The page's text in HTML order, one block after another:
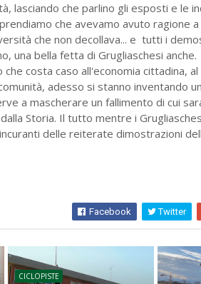
lasciando che parlino gli esposti e le
che avevamo avuto ragione a
che non decollava... e tutti i
una bella fetta di Grugliaschesi anche.
costa caso all'economia cittadina,
adesso si stanno inventando
a mascherare un fallimento di cui
Storia. Il tutto mentre i
delle reiterate dimostrazioni
Facebook Twitter
CICLOPISTE